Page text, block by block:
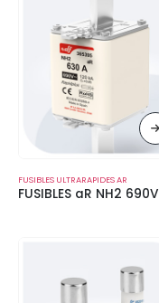
FUSIBLES ULTRARAPIDES AR
FUSIBLES aR NH2 690V